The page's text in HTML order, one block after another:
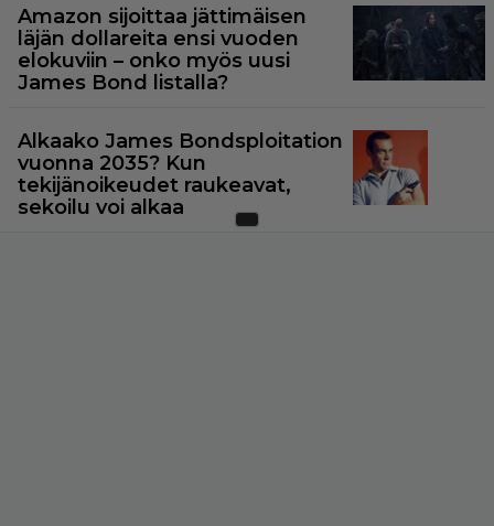
Amazon sijoittaa jättimäisen
läjän dollareita ensi vuoden
elokuviin – onko myös uusi
James Bond listalla?
Alkaako James Bondsploitation
vuonna 2035? Kun
tekijänoikeudet raukeavat,
sekoilu voi alkaa